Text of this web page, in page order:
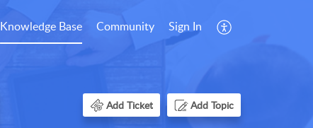
Knowledge Base Community Sign In
Add Ticket Add Topic